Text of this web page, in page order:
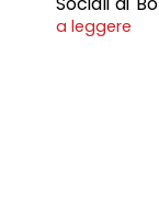
a leggere